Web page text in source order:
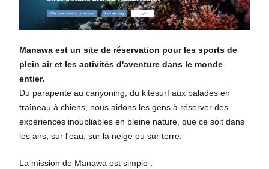
Manawa est un site de réservation pour les sports de
plein air et les activités d'aventure dans le monde
entier.
Du parapente au canyoning, du kitesurf aux balades en
traîneau à chiens, nous aidons les gens à réserver des
expériences inoubliables en pleine nature, que ce soit dans
les airs, sur l'eau, sur la neige ou sur terre.
La mission de Manawa est simple :